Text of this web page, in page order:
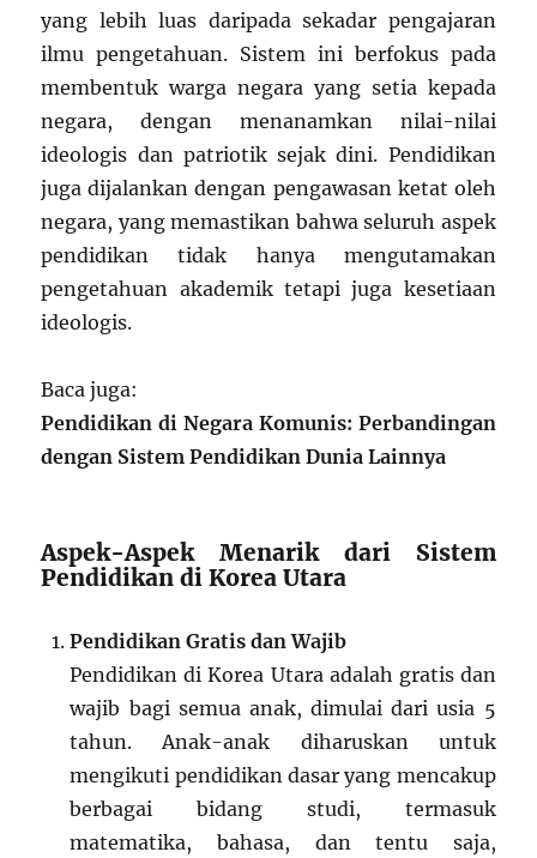
yang lebih luas daripada sekadar pengajaran
ilmu pengetahuan. Sistem ini berfokus pada
membentuk warga negara yang setia kepada
negara, dengan menanamkan nilai-nilai
ideologis dan patriotik sejak dini. Pendidikan
juga dijalankan dengan pengawasan ketat oleh
negara, yang memastikan bahwa seluruh aspek
pendidikan tidak hanya mengutamakan
pengetahuan akademik tetapi juga kesetiaan
ideologis.
Baca juga:
Pendidikan di Negara Komunis: Perbandingan
dengan Sistem Pendidikan Dunia Lainnya
Aspek-Aspek Menarik dari Sistem
Pendidikan di Korea Utara
Pendidikan Gratis dan Wajib
Pendidikan di Korea Utara adalah gratis dan
wajib bagi semua anak, dimulai dari usia 5
tahun. Anak-anak diharuskan untuk
mengikuti pendidikan dasar yang mencakup
berbagai bidang studi, termasuk
matematika, bahasa, dan tentu saja,